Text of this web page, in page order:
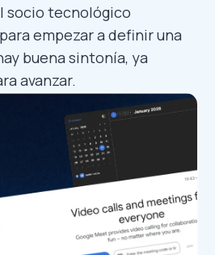
socio tecnológico
empezar a definir una
buena sintonía, ya
avanzar.